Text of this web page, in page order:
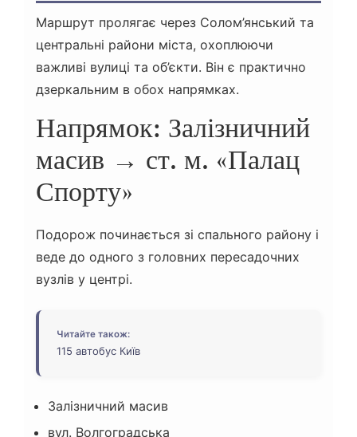
Маршрут пролягає через Солом’янський та
центральні райони міста, охоплюючи
важливі вулиці та об’єкти. Він є практично
дзеркальним в обох напрямках.
Напрямок: Залізничний
масив → ст. м. «Палац
Спорту»
Подорож починається зі спального району і
веде до одного з головних пересадочних
вузлів у центрі.
Читайте також:
115 автобус Київ
Залізничний масив
вул. Волгоградська